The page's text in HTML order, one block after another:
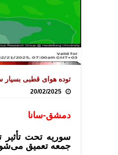
توده هوای قطبی
20/02/2025
دمشق-سانا
سوریه تحت
جمعه تعمیق